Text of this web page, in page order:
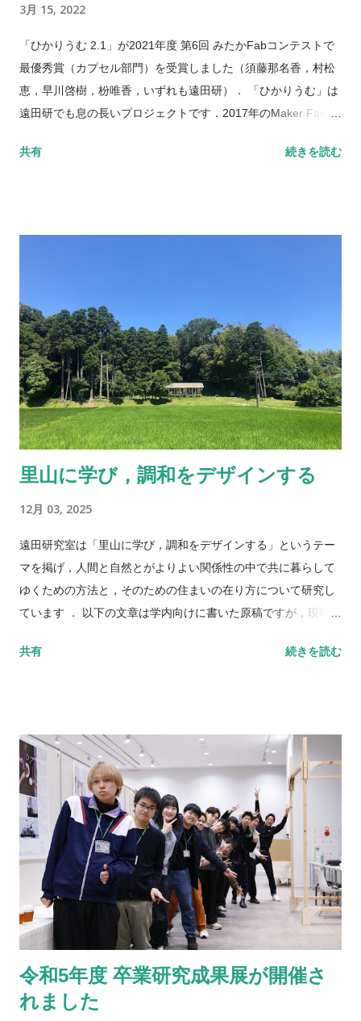
3月 15, 2022
「ひかりうむ 2.1」が2021年度 第6回 みたかFabコンテストで
最優秀賞（カプセル部門）を受賞しました（須藤那名香，村松
恵，早川啓樹，枌唯香，いずれも遠田研）． 「ひかりうむ」は
遠田研でも息の長いプロジェクトです．2017年のMaker Faire
て出展しました．多くの一般の方々にワークショップへご参加
共有 続きを読む
里山に学び，調和をデザインする
12月 03, 2025
遠田研究室は「里山に学び，調和をデザインする」というテー
マを掲げ，人間と自然とがよりよい関係性の中で共に暮らして
ゆくための方法と，そのための住まいの在り方について研究し
ています ． 以下の文章は学内向けに書いた原稿ですが，現時点
で転載しています．自分自身のマニフェストとしての意味合い
築工学専攻博士後期課程を修了し，博士（建築学）の学位を受
けました．学生時代は，建築計画におけるICT・IoT（情報通信
技術）の利活用に関する研究を中心に，人間工学や環境心理，
防災といった幅広い分野の研究テーマに携わりました．早稲田
大学での助手，東京理科大学での助教という職を経て，2015年
4月より現職に着任しました．社会人としての活動は大学での教
育・研究職に限りますが，早稲田時代から直接指導に関わった
卒業生は現在までにおよそ150名に上ります． 2011年の東日本
大震災をきっかけとして都市に暮らすことに疑問を持ち，2016
年に千葉外房の茂原市へ，2019年にはそこから少し南に下った
睦沢町の里山に移住しました ．これからの日本人はどう暮らす
べきかを考えながら，その時々で気がついたことをSNS上の「
共有 続きを読む
令和5年度 卒業研究成果展が開催さ
れました